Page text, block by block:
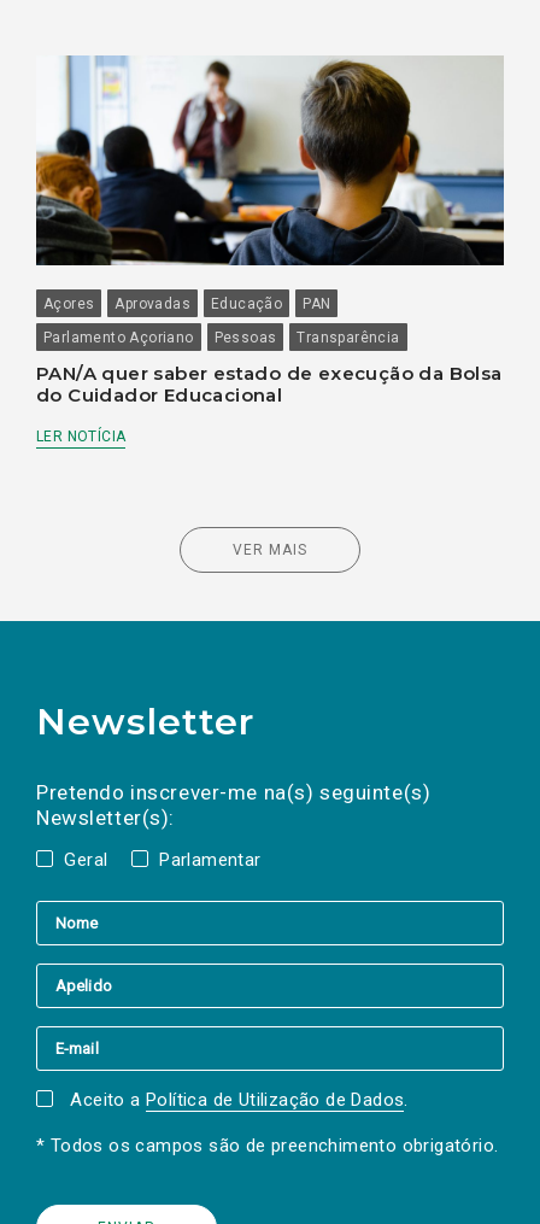
Açores Aprovadas Educação
PAN
Parlamento Açoriano
Pessoas Transparência
PAN/A quer saber estado de execução da Bolsa
do Cuidador Educacional
LER NOTÍCIA
VER MAIS
Newsletter
Pretendo inscrever-me na(s) seguinte(s)
Newsletter(s):
Geral Parlamentar
a(s) newsletter(s).
mail
Aceito a Política de Utilização de Dados.
* Todos os campos são de preenchimento obrigatório.